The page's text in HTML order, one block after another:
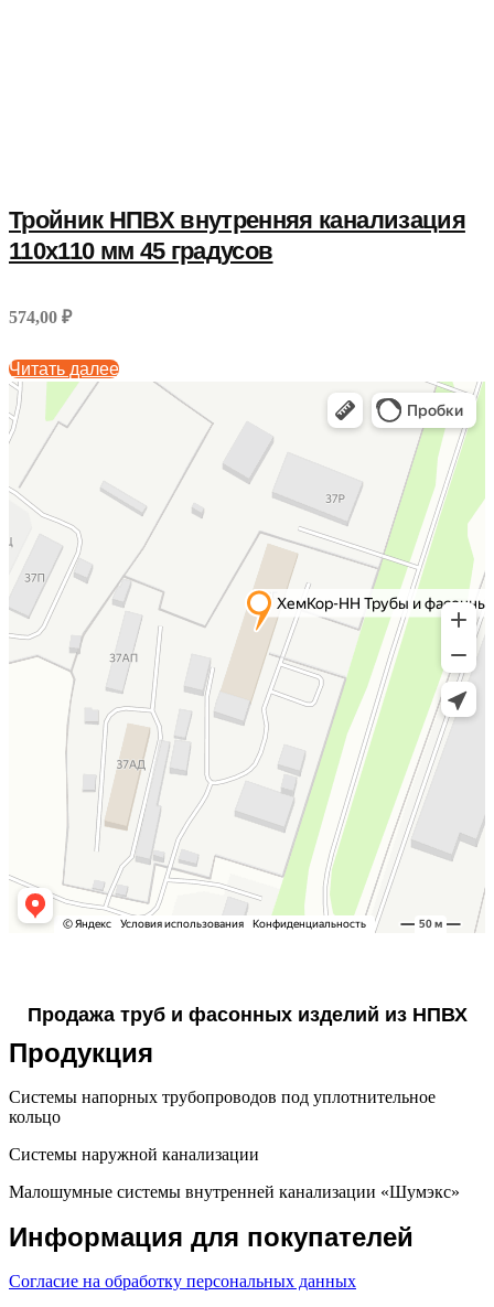
Тройник НПВХ внутренняя канализация
110x110 мм 45 градусов
574,00 ₽
Читать далее
Продажа труб и фасонных изделий из НПВХ
Продукция
Системы напорных трубопроводов под уплотнительное
кольцо
Системы наружной канализации
Малошумные системы внутренней канализации «Шумэкс»
Информация для покупателей
Согласие на обработку персональных данных